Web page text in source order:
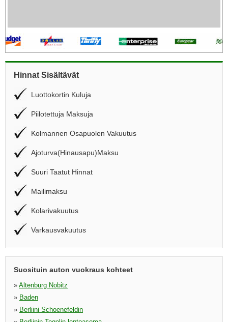
Hinnat Sisältävät
Luottokortin Kuluja
Piilotettuja Maksuja
Kolmannen Osapuolen Vakuutus
Ajoturva(Hinausapu)Maksu
Suuri Taatut Hinnat
Mailimaksu
Kolarivakuutus
Varkausvakuutus
Suosituin auton vuokraus kohteet
» Altenburg Nobitz
» Baden
» Berliini Schoenefeldin